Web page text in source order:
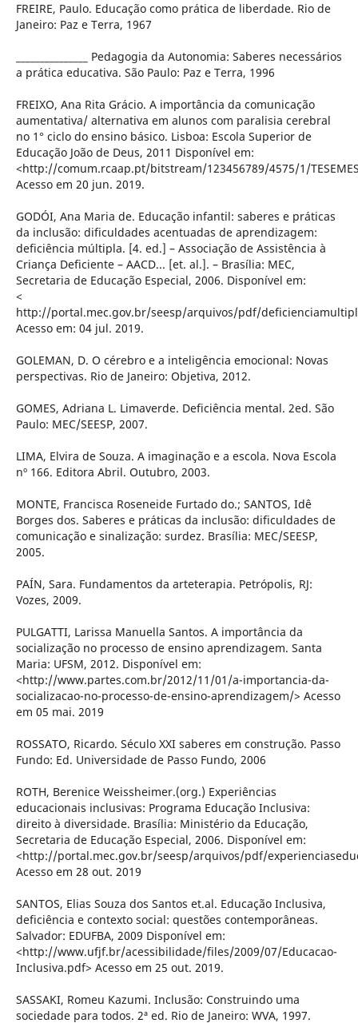
FREIRE, Paulo. Educação como prática de liberdade. Rio de
Janeiro: Paz e Terra, 1967
_______________ Pedagogia da Autonomia: Saberes necessários
a prática educativa. São Paulo: Paz e Terra, 1996
FREIXO, Ana Rita Grácio. A importância da comunicação
aumentativa/ alternativa em alunos com paralisia cerebral
no 1° ciclo do ensino básico. Lisboa: Escola Superior de
Educação João de Deus, 2011 Disponível em:
<http://comum.rcaap.pt/bitstream/123456789/4575/1/
Acesso em 20 jun. 2019.
GODÓI, Ana Maria de. Educação infantil: saberes e práticas
da inclusão: dificuldades acentuadas de aprendizagem:
deficiência múltipla. [4. ed.] – Associação de Assistência à
Criança Deficiente – AACD... [et. al.]. – Brasília: MEC,
Secretaria de Educação Especial, 2006. Disponível em:
<
http://portal.mec.gov.br/seesp/arquivos/pdf/
Acesso em: 04 jul. 2019.
GOLEMAN, D. O cérebro e a inteligência emocional: Novas
perspectivas. Rio de Janeiro: Objetiva, 2012.
GOMES, Adriana L. Limaverde. Deficiência mental. 2ed. São
Paulo: MEC/SEESP, 2007.
LIMA, Elvira de Souza. A imaginação e a escola. Nova Escola
nº 166. Editora Abril. Outubro, 2003.
MONTE, Francisca Roseneide Furtado do.; SANTOS, Idê
Borges dos. Saberes e práticas da inclusão: dificuldades de
comunicação e sinalização: surdez. Brasília: MEC/SEESP,
2005.
PAÍN, Sara. Fundamentos da arteterapia. Petrópolis, RJ:
Vozes, 2009.
PULGATTI, Larissa Manuella Santos. A importância da
socialização no processo de ensino aprendizagem. Santa
Maria: UFSM, 2012. Disponível em:
<http://www.partes.com.br/2012/11/01/a-importancia-da-
socializacao-no-processo-de-ensino-aprendizagem/> Acesso
em 05 mai. 2019
ROSSATO, Ricardo. Século XXI saberes em construção. Passo
Fundo: Ed. Universidade de Passo Fundo, 2006
ROTH, Berenice Weissheimer.(org.) Experiências
educacionais inclusivas: Programa Educação Inclusiva:
direito à diversidade. Brasília: Ministério da Educação,
Secretaria de Educação Especial, 2006. Disponível em:
<http://portal.mec.gov.br/seesp/arquivos/pdf/
Acesso em 28 out. 2019
SANTOS, Elias Souza dos Santos et.al. Educação Inclusiva,
deficiência e contexto social: questões contemporâneas.
Salvador: EDUFBA, 2009 Disponível em:
<http://www.ufjf.br/acessibilidade/files/2009/07/Educacao-
Inclusiva.pdf> Acesso em 25 out. 2019.
SASSAKI, Romeu Kazumi. Inclusão: Construindo uma
sociedade para todos. 2ª ed. Rio de Janeiro: WVA, 1997.